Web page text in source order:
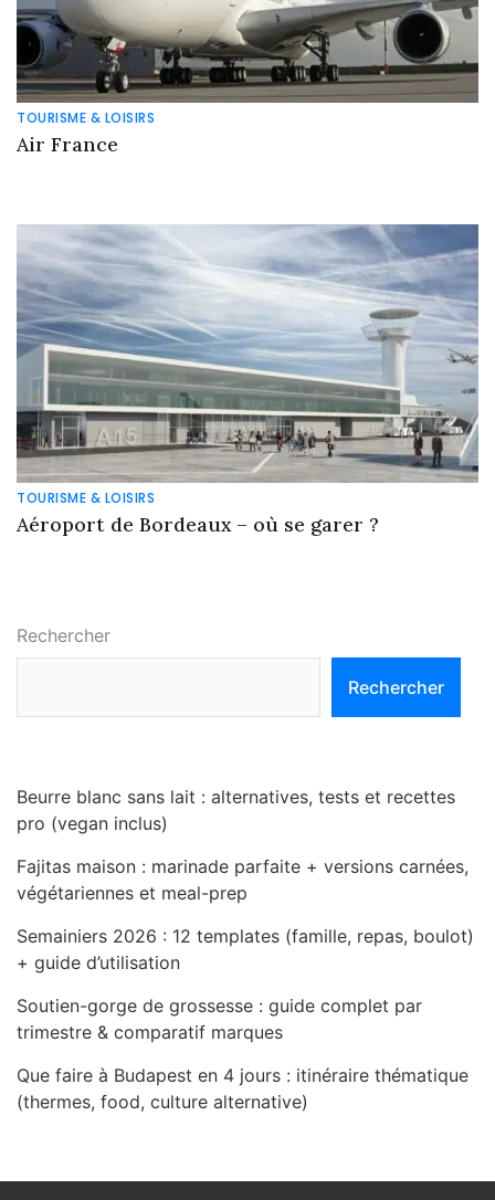
TOURISME & LOISIRS
Air France
TOURISME & LOISIRS
Aéroport de Bordeaux – où se garer ?
Rechercher
Rechercher
Beurre blanc sans lait : alternatives, tests et recettes
pro (vegan inclus)
Fajitas maison : marinade parfaite + versions carnées,
végétariennes et meal-prep
Semainiers 2026 : 12 templates (famille, repas, boulot)
+ guide d’utilisation
Soutien-gorge de grossesse : guide complet par
trimestre & comparatif marques
Que faire à Budapest en 4 jours : itinéraire thématique
(thermes, food, culture alternative)